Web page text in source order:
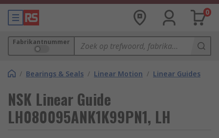
0
Fabrikantnummer
/ Bearings & Seals / Linear Motion / Linear Guides
NSK Linear Guide
LH080095ANK1K99PN1, LH